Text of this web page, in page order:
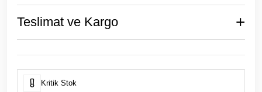
Teslimat ve Kargo +
Kritik Stok